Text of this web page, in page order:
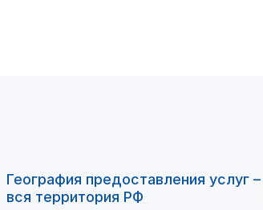
География предоставления услуг –
вся территория РФ